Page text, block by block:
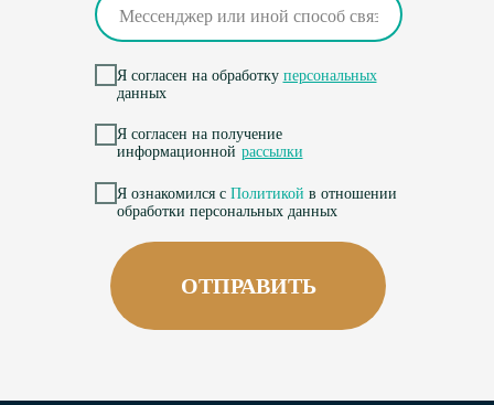
Я согласен на обработку персональных
данных
Я согласен на получение
информационной рассылки
Я ознакомился с Политикой в отношении
обработки персональных данных
ОТПРАВИТЬ